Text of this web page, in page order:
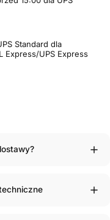
Standard dla
Express/UPS Express